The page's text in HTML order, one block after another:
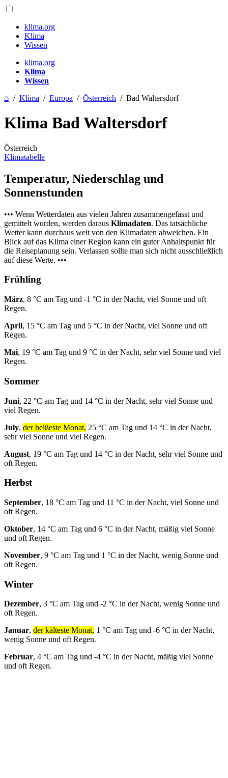
klima.org
Klima
Wissen
klima.org
Klima
Wissen
⌂ / Klima / Europa / Österreich / Bad Waltersdorf
Klima Bad Waltersdorf
Österreich
Klimatabelle
Temperatur, Niederschlag und
Sonnenstunden
••• Wenn Wetterdaten aus vielen Jahren zusammengefasst und
gemittelt wurden, werden daraus Klimadaten. Das tatsächliche
Wetter kann durchaus weit von den Klimadaten abweichen. Ein
Blick auf das Klima einer Region kann ein guter Anhaltspunkt für
die Reiseplanung sein. Verlassen sollte man sich nicht ausschließlich
auf diese Werte. •••
Frühling
März, 8 °C am Tag und -1 °C in der Nacht, viel Sonne und oft
Regen.
April, 15 °C am Tag und 5 °C in der Nacht, viel Sonne und oft
Regen.
Mai, 19 °C am Tag und 9 °C in der Nacht, sehr viel Sonne und viel
Regen.
Sommer
Juni, 22 °C am Tag und 14 °C in der Nacht, sehr viel Sonne und
viel Regen.
July, der heißeste Monat, 25 °C am Tag und 14 °C in der Nacht,
sehr viel Sonne und viel Regen.
August, 19 °C am Tag und 14 °C in der Nacht, sehr viel Sonne und
oft Regen.
Herbst
September, 18 °C am Tag und 11 °C in der Nacht, viel Sonne und
oft Regen.
Oktober, 14 °C am Tag und 6 °C in der Nacht, mäßig viel Sonne
und oft Regen.
November, 9 °C am Tag und 1 °C in der Nacht, wenig Sonne und
oft Regen.
Winter
Dezember, 3 °C am Tag und -2 °C in der Nacht, wenig Sonne und
oft Regen.
Januar, der kälteste Monat, 1 °C am Tag und -6 °C in der Nacht,
wenig Sonne und oft Regen.
Februar, 4 °C am Tag und -4 °C in der Nacht, mäßig viel Sonne
und oft Regen.